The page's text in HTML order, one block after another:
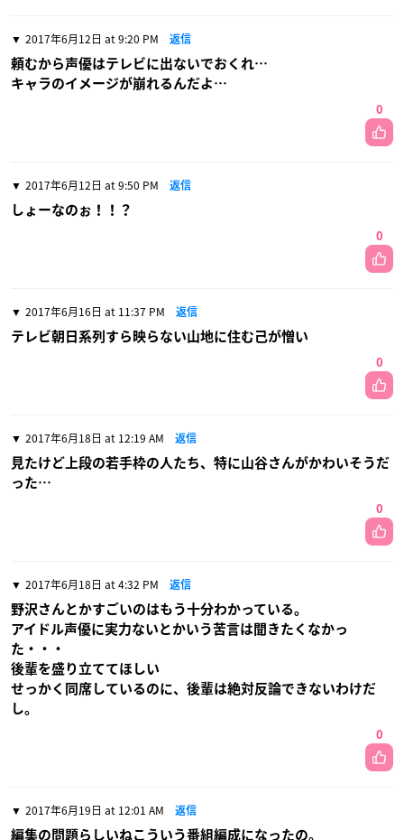
2017年6月12日 at 9:20 PM 返信
頼むから声優はテレビに出ないでおくれ…
キャラのイメージが崩れるんだよ…
0
2017年6月12日 at 9:50 PM 返信
しょーなのぉ！！？
0
2017年6月16日 at 11:37 PM 返信
テレビ朝日系列すら映らない山地に住む己が憎い
0
2017年6月18日 at 12:19 AM 返信
見たけど上段の若手枠の人たち、特に山谷さんがかわいそうだ
った…
0
2017年6月18日 at 4:32 PM 返信
野沢さんとかすごいのはもう十分わかっている。
アイドル声優に実力ないとかいう苦言は聞きたくなかっ
た・・・
後輩を盛り立ててほしい
せっかく同席しているのに、後輩は絶対反論できないわけだ
し。
0
2017年6月19日 at 12:01 AM 返信
編集の問題らしいねこういう番組編成になったの。